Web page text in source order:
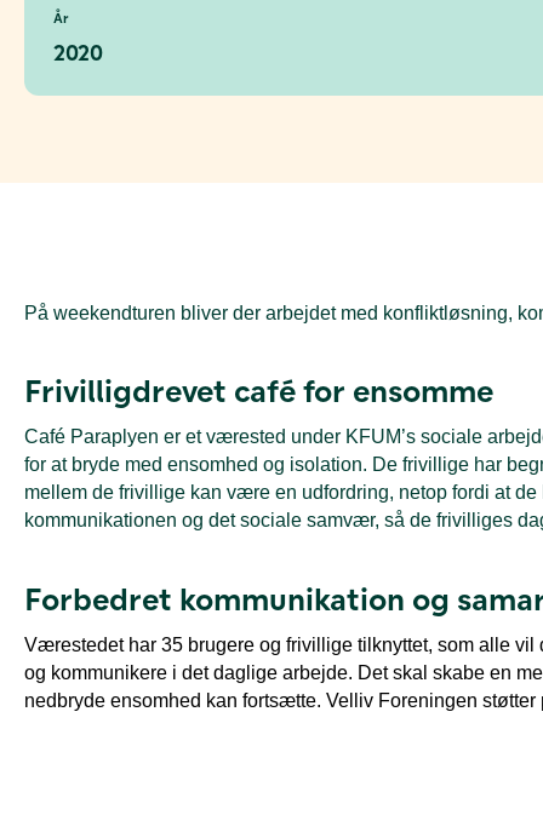
År
2020
På weekendturen bliver der arbejdet med konfliktløsning,
Frivilligdrevet café for ensomme
Café Paraplyen er et værested under KFUM’s sociale
for at bryde med ensomhed og isolation. De frivillige har
mellem de frivillige kan være en udfordring, netop fordi at
kommunikationen og det sociale samvær, så de frivilliges
Forbedret kommunikation og
Værestedet har 35 brugere og frivillige tilknyttet, som alle vil
og kommunikere i det daglige arbejde. Det skal skabe en
nedbryde ensomhed kan fortsætte. Velliv Foreningen støtter